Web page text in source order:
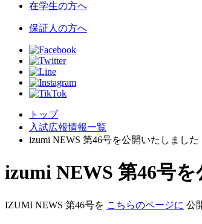
在学生の方へ
保証人の方へ
トップ
入試広報情報一覧
izumi NEWS 第46号を公開いたしました
izumi NEWS 第46号
IZUMI NEWS 第46号を こちらのページに 公